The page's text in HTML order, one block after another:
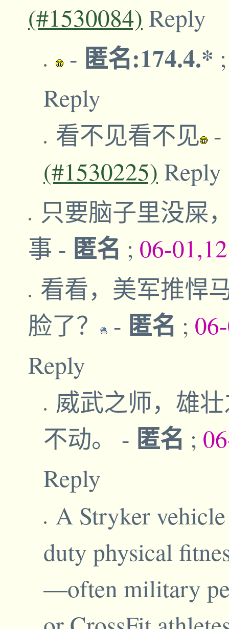
(#1530084) Reply
- 匿名:174.4.*
Reply
看不见看不见 -
(#1530225) Reply
只要脑子里没屎
事 - 匿名 ; 06-
看看，美军推悍
脸了？
- 匿名 ;
Reply
威武之师，雄
不动。 - 匿名 ;
Reply
A Stryker
duty physical
—often military